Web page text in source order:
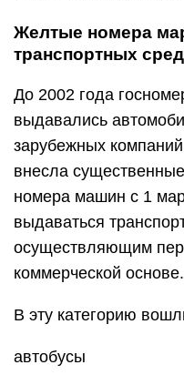
Желтые номера
транспортных
До 2002 года
выдавались
зарубежных
внесла
номера машин с 1
выдаваться
осуществляющим
коммерческой основе.
В эту категорию
автобусы